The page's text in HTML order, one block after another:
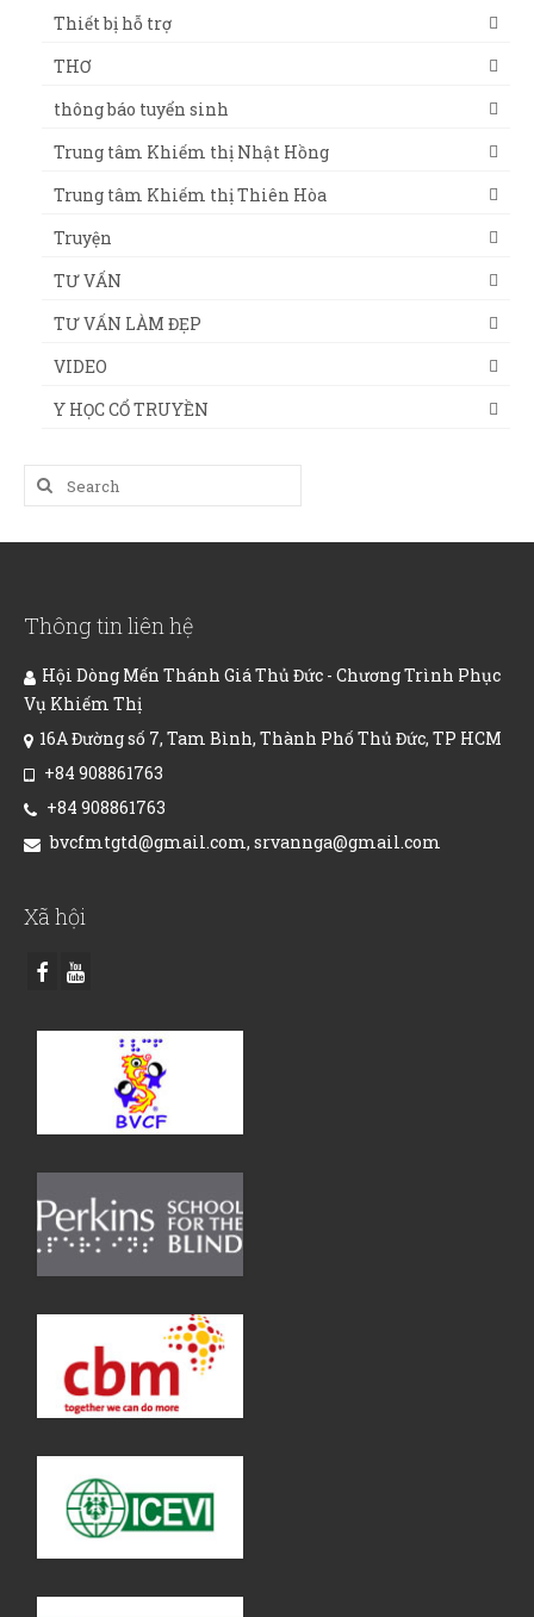
Thiết bị hỗ trợ
THƠ
thông báo tuyển sinh
Trung tâm Khiếm thị Nhật Hồng
Trung tâm Khiếm thị Thiên Hòa
Truyện
TƯ VẤN
TƯ VẤN LÀM ĐẸP
VIDEO
Y HỌC CỔ TRUYỀN
Search
for:
Thông tin liên hệ
Hội Dòng Mến Thánh Giá Thủ Đức - Chương Trình Phục
Vụ Khiếm Thị
16A Đường số 7, Tam Bình, Thành Phố Thủ Đức, TP HCM
+84 908861763
+84 908861763
bvcfmtgtd@gmail.com, srvannga@gmail.com
Xã hội